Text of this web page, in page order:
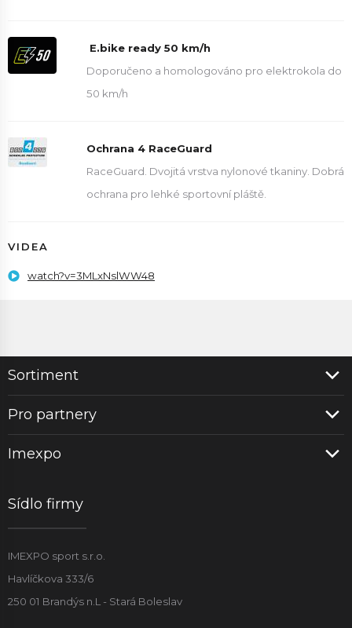
E.bike ready 50 km/h
Doporučeno a homologováno pro elektrokola do
50 km/h
Ochrana 4 RaceGuard
RaceGuard. Dvojitá vrstva nylonové tkaniny. Dobrá
ochrana pro lehké sportovní pláště.
VIDEA
watch?v=3MLxNslWW48
Sortiment
Pro partnery
Imexpo
Sídlo firmy
IMEXPO sport s.r.o.
Havlíčkova 333/6
250 01 Brandýs n.L - Stará Boleslav